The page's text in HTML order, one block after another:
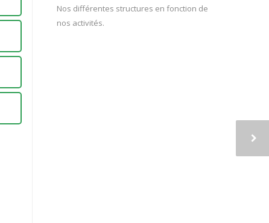
Nos différentes structures en fonction de
nos activités.